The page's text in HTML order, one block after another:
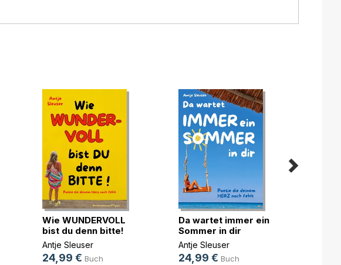
Wie WUNDERVOLL
bist du denn bitte!
Antje Sleuser
24,99 € Buch
Da wartet immer ein
Sommer in dir
Antje Sleuser
24,99 € Buch